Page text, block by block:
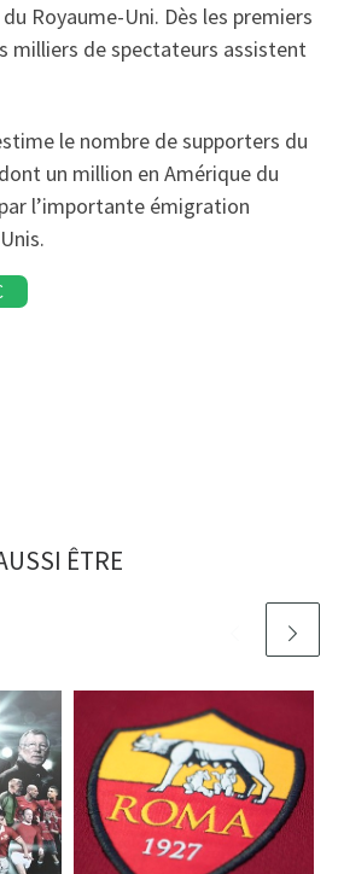
Royaume-Uni. Dès les premiers
milliers de spectateurs assistent
le nombre de supporters du
un million en Amérique du
l’importante émigration
ÊTRE